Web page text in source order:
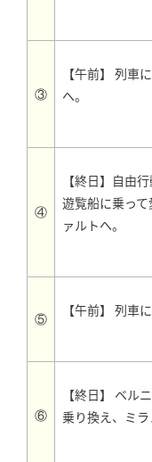
③
【午前】 列車
へ。
④
【終日】自由
遊覧船に乗っ
ァルトへ。
⑤
【午前】 列車
⑥
【終日】 ベル
乗り換え、ミラ